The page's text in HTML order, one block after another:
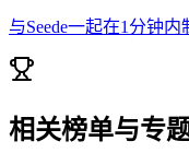
与Seede一起在1分钟
相关榜单与专